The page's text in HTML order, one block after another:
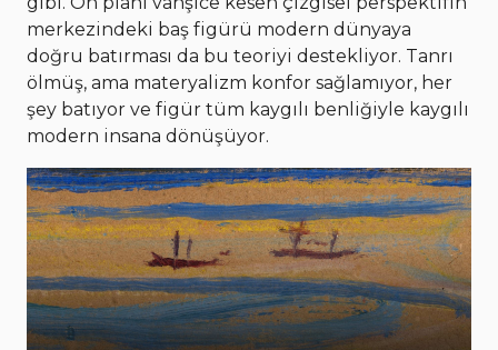
merkezindeki baş figürü modern dünyaya
doğru batırması da bu teoriyi destekliyor. Tanrı
ölmüş, ama materyalizm konfor sağlamıyor, her
şey batıyor ve figür tüm kaygılı benliğiyle kaygılı
modern insana dönüşüyor.